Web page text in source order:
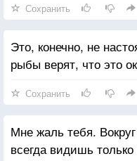
Сохранить
Это, конечно, не
рыбы верят, что это
Сохранить
Мне жаль тебя.
всегда видишь